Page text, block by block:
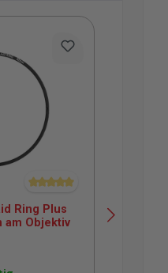
Ring Plus
am Objektiv